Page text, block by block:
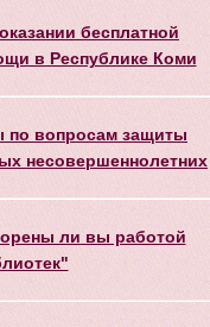
бесплатной
в Республике Коми
по вопросам защиты
несовершеннолетних
ли вы работой